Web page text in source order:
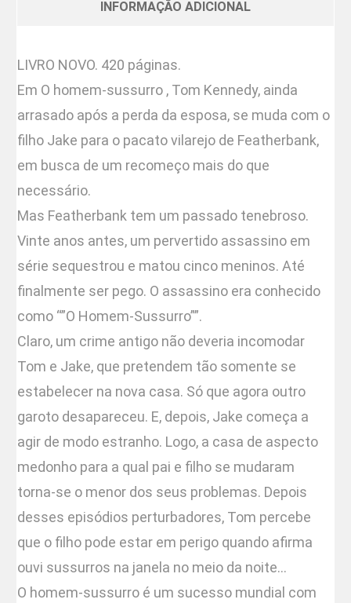
INFORMAÇÃO ADICIONAL
LIVRO NOVO. 420 páginas.
Em O homem-sussurro , Tom Kennedy, ainda
arrasado após a perda da esposa, se muda com o
filho Jake para o pacato vilarejo de Featherbank,
em busca de um recomeço mais do que
necessário.
Mas Featherbank tem um passado tenebroso.
Vinte anos antes, um pervertido assassino em
série sequestrou e matou cinco meninos. Até
finalmente ser pego. O assassino era conhecido
como “”O Homem-Sussurro””.
Claro, um crime antigo não deveria incomodar
Tom e Jake, que pretendem tão somente se
estabelecer na nova casa. Só que agora outro
garoto desapareceu. E, depois, Jake começa a
agir de modo estranho. Logo, a casa de aspecto
medonho para a qual pai e filho se mudaram
torna-se o menor dos seus problemas. Depois
desses episódios perturbadores, Tom percebe
que o filho pode estar em perigo quando afirma
ouvi sussurros na janela no meio da noite…
O homem-sussurro é um sucesso mundial com